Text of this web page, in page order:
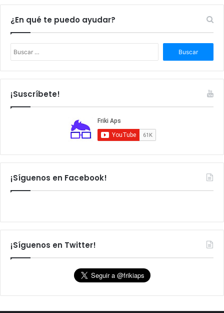
¿En qué te puedo ayudar?
s
c
¡Suscríbete!
¡Síguenos en Facebook!
¡Síguenos en Twitter!